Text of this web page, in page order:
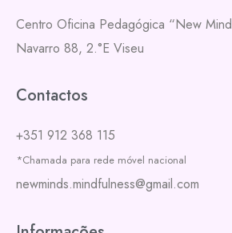
Centro Oficina Pedagógica “New
Navarro 88, 2.°E Viseu
Contactos
+351 912 368 115
*Chamada para rede móvel nacional
newminds.mindfulness@gmail.com